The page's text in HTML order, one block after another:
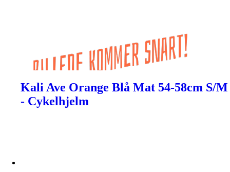
Kali Ave Orange Blå Mat 54-58cm S/M
- Cykelhjelm